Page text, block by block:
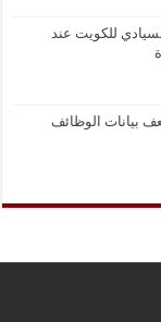
للكويت عند
بفعل ضعف بيانات الوظائف